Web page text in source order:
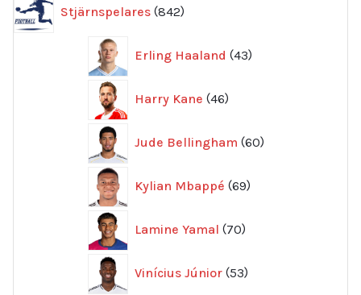
Stjärnspelares 842
produkter
Erling Haaland 43
produkter
Harry Kane 46
produkter
Jude Bellingham 60
produkter
Kylian Mbappé 69
produkter
Lamine Yamal 70
produkter
Vinícius Júnior 53
produkter